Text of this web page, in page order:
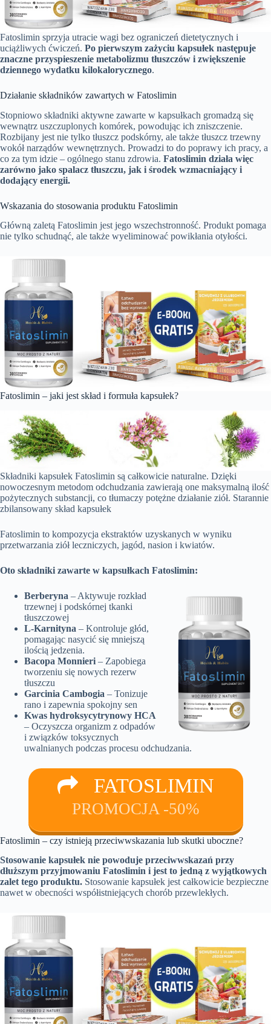
Fatoslimin sprzyja utracie wagi bez ograniczeń dietetycznych i
uciążliwych ćwiczeń. Po pierwszym zażyciu kapsułek następuje
znaczne przyspieszenie metabolizmu tłuszczów i zwiększenie
dziennego wydatku kilokalorycznego.
Działanie składników zawartych w Fatoslimin
Stopniowo składniki aktywne zawarte w kapsułkach gromadzą się
wewnątrz uszczuplonych komórek, powodując ich zniszczenie.
Rozbijany jest nie tylko tłuszcz podskórny, ale także tłuszcz trzewny
wokół narządów wewnętrznych. Prowadzi to do poprawy ich pracy, a
co za tym idzie – ogólnego stanu zdrowia. Fatoslimin działa więc
zarówno jako spalacz tłuszczu, jak i środek wzmacniający i
dodający energii.
Wskazania do stosowania produktu Fatoslimin
Główną zaletą Fatoslimin jest jego wszechstronność. Produkt pomaga
nie tylko schudnąć, ale także wyeliminować powikłania otyłości.
Fatoslimin – jaki jest skład i formuła kapsułek?
Składniki kapsułek Fatoslimin są całkowicie naturalne. Dzięki
nowoczesnym metodom odchudzania zawierają one maksymalną ilość
pożytecznych substancji, co tłumaczy potężne działanie ziół. Starannie
zbilansowany skład kapsułek
Fatoslimin to kompozycja ekstraktów uzyskanych w wyniku
przetwarzania ziół leczniczych, jagód, nasion i kwiatów.
Oto składniki zawarte w kapsułkach Fatoslimin:
Berberyna – Aktywuje rozkład
trzewnej i podskórnej tkanki
tłuszczowej
L-Karnityna – Kontroluje głód,
pomagając nasycić się mniejszą
ilością jedzenia.
Bacopa Monnieri – Zapobiega
tworzeniu się nowych rezerw
tłuszczu
Garcinia Cambogia – Tonizuje
rano i zapewnia spokojny sen
Kwas hydroksycytrynowy HCA
– Oczyszcza organizm z odpadów
i związków toksycznych
uwalnianych podczas procesu odchudzania.
FATOSLIMIN
PROMOCJA -50%
Fatoslimin – czy istnieją przeciwwskazania lub skutki uboczne?
Stosowanie kapsułek nie powoduje przeciwwskazań przy
dłuższym przyjmowaniu Fatoslimin i jest to jedną z wyjątkowych
zalet tego produktu. Stosowanie kapsułek jest całkowicie bezpieczne
nawet w obecności współistniejących chorób przewlekłych.